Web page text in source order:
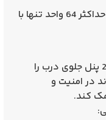
این دستگاه قابل نصب با حداکثر 64 واحد تنها با
دستگاه قابلیت اتصال به 2 پنل جلوی درب را
در امنیت و
کند.
: